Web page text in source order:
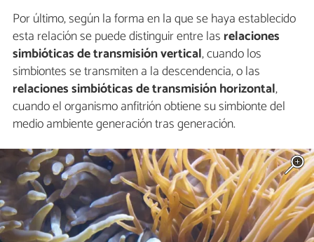
Por último, según la forma en la que se haya establecido
esta relación se puede distinguir entre las relaciones
simbióticas de transmisión vertical, cuando los
simbiontes se transmiten a la descendencia, o las
relaciones simbióticas de transmisión horizontal,
cuando el organismo anfitrión obtiene su simbionte del
medio ambiente generación tras generación.